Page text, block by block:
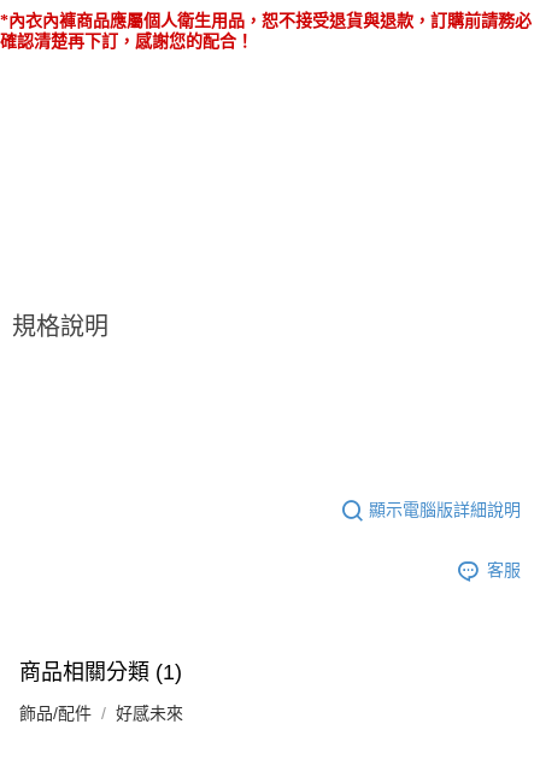
１．透過由恩沛科技股份有限公司提供之「AFTEE先享後付」服務完成之交
易，需依本服務之必要範圍內提供個人資料，並將交易相關給付款項請求債
*內衣內褲商品應屬個人衛生用品，恕不接受退貨與退款，訂購前請務必
確認清楚再下訂，感謝您的配合！
規格說明
顯示電腦版詳細說明
客服
商品相關分類 (1)
飾品/配件 好感未來